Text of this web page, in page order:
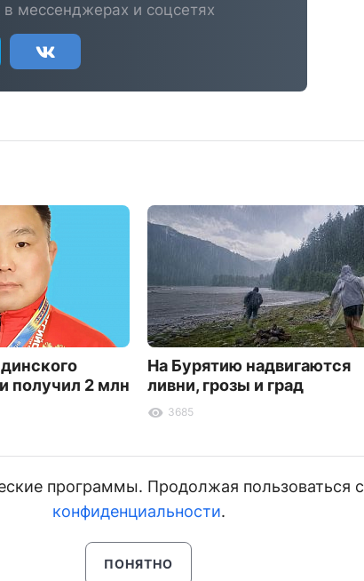
мессенджерах и соцсетях
получил 2 млн
На Бурятию надвигаются
ливни, грозы и град
3685
программы. Продолжая пользоваться
конфиденциальности.
ПОНЯТНО